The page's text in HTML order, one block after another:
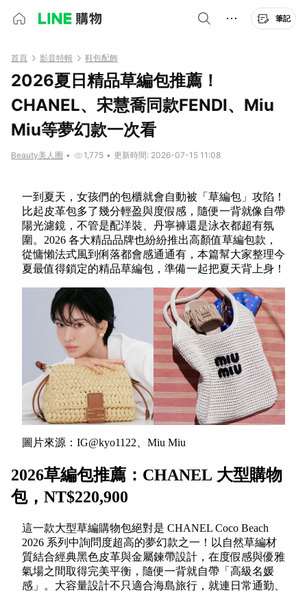
筆記
首頁 影音特輯 鞋包配飾
2026夏日精品草編包推薦！
CHANEL、宋慧喬同款FENDI、Miu
Miu等夢幻款一次看
Beauty美人圈 • 1,775 • 更新時間: 2026-07-15 11:08
一到夏天，女孩們的包櫃就會自動被「草編包」攻陷！
比起皮革包多了幾分輕盈與度假感，隨便一背就像自帶
陽光濾鏡，不管是配洋裝、丹寧褲還是泳衣都超有氛
圍。2026 各大精品品牌也紛紛推出高顏值草編包款，
從慵懶法式風到俐落都會感通通有，本篇幫大家整理今
夏最值得鎖定的精品草編包，準備一起把夏天背上身！
圖片來源：IG@kyo1122、Miu Miu
2026草編包推薦：CHANEL 大型購物
包，NT$220,900
這一款大型草編購物包絕對是 CHANEL Coco Beach
2026 系列中詢問度超高的夢幻款之一！以自然草編材
質結合經典黑色皮革與金屬鍊帶設計，在度假感與優雅
氣場之間取得完美平衡，隨便一背就自帶「高級名媛
感」。大容量設計不只適合海島旅行，就連日常通勤、